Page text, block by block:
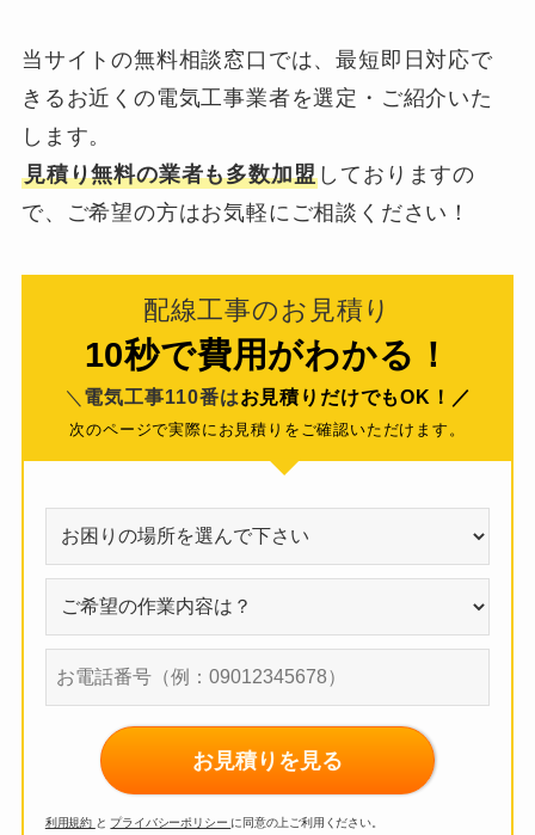
当サイトの無料相談窓口では、最短即日対応で
きるお近くの電気工事業者を選定・ご紹介いた
します。
見積り無料の業者も多数加盟 しておりますの
で、ご希望の方はお気軽にご相談ください！
配線工事のお見積り
10秒で費用がわかる！
＼ 電気工事110番はお見積りだけでもOK！／
次のページで実際にお見積りをご確認いただけます。
お見積りを見る
利用規約 と プライバシーポリシー に同意の上ご利用ください。